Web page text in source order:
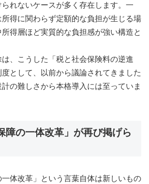
れないケースが多く存在します。一
得に関わらず定額的な負担が生じる場
得層ほど実質的な負担感が強い構造と
、こうした「税と社会保険料の逆進
として、以前から議論されてきました
の難しさから本格導入には至っていま
障の一体改革」が再び掲げら
一体改革」という言葉自体は新しいもの